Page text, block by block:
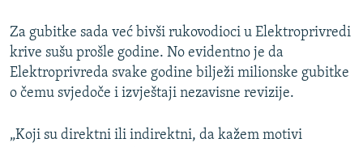
Za gubitke sada već bivši rukovodioci u Elektroprivredi
krive sušu prošle godine. No evidentno je da
Elektroprivreda svake godine bilježi milionske gubitke
o čemu svjedoče i izvještaji nezavisne revizije.
„Koji su direktni ili indirektni, da kažem motivi